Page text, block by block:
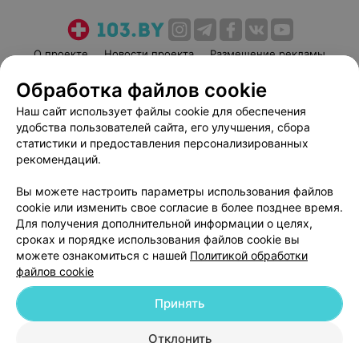
О проекте Новости проекта
Размещение рекламы
Пользовательское соглашение
Способы оплаты
Вакансии
Партнеры
Написать руководителю 103.by
Персональные настройки cookie
Обработка персональных данных
© 2026 ООО «Артокс Лаб», УНП 191700409| 220012, Республика Беларусь,
г. Минск, улица Толбухина, 2, пом. 16 | help@103.by
Обработка файлов cookie
Наш сайт использует файлы cookie для обеспечения
удобства пользователей сайта, его улучшения, сбора
статистики и предоставления персонализированных
рекомендаций.
Вы можете настроить параметры использования файлов
cookie или изменить свое согласие в более позднее время.
Для получения дополнительной информации о целях,
сроках и порядке использования файлов cookie вы
можете ознакомиться с нашей Политикой обработки
файлов cookie
Отклонить
Принять